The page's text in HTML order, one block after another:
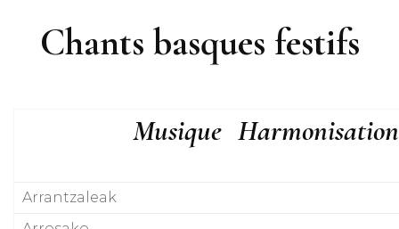
Chants basques festifs
Musique Harmonisation
Arrantzaleak